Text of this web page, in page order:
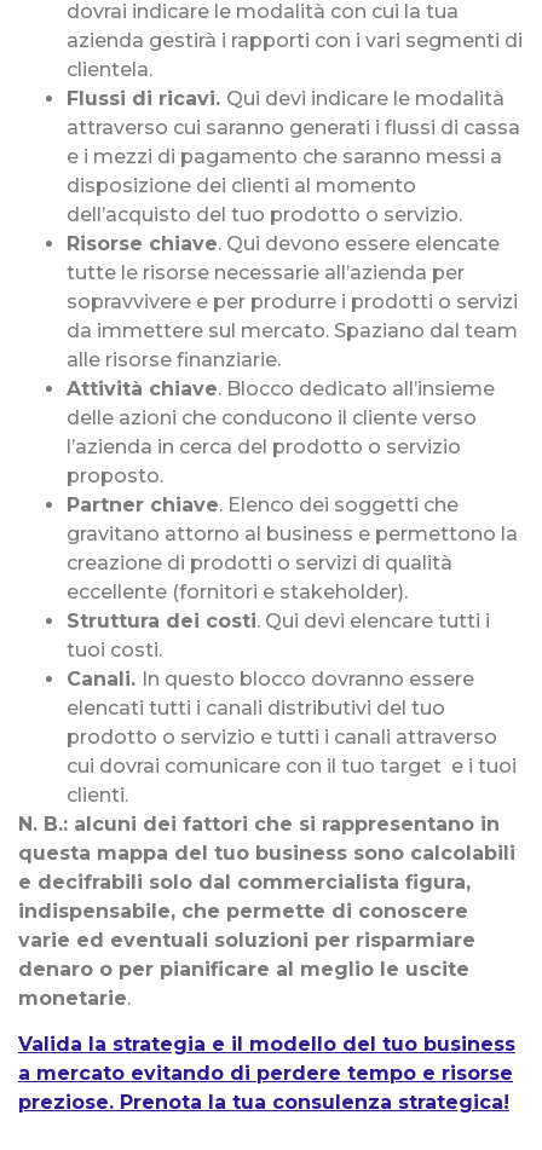
dovrai indicare le modalità con cui la tua
azienda gestirà i rapporti con i vari segmenti di
clientela.
Flussi di ricavi. Qui devi indicare le modalità
attraverso cui saranno generati i flussi di cassa
e i mezzi di pagamento che saranno messi a
disposizione dei clienti al momento
dell’acquisto del tuo prodotto o servizio.
Risorse chiave. Qui devono essere elencate
tutte le risorse necessarie all’azienda per
sopravvivere e per produrre i prodotti o servizi
da immettere sul mercato. Spaziano dal team
alle risorse finanziarie.
Attività chiave. Blocco dedicato all’insieme
delle azioni che conducono il cliente verso
l’azienda in cerca del prodotto o servizio
proposto.
Partner chiave. Elenco dei soggetti che
gravitano attorno al business e permettono la
creazione di prodotti o servizi di qualità
eccellente (fornitori e stakeholder).
Struttura dei costi. Qui devi elencare tutti i
tuoi costi.
Canali. In questo blocco dovranno essere
elencati tutti i canali distributivi del tuo
prodotto o servizio e tutti i canali attraverso
cui dovrai comunicare con il tuo target e i tuoi
clienti.
N. B.: alcuni dei fattori che si rappresentano in
questa mappa del tuo business sono calcolabili
e decifrabili solo dal commercialista figura,
indispensabile, che permette di conoscere
varie ed eventuali soluzioni per risparmiare
denaro o per pianificare al meglio le uscite
monetarie.
Valida la strategia e il modello del tuo business
a mercato evitando di perdere tempo e risorse
preziose. Prenota la tua consulenza strategica!